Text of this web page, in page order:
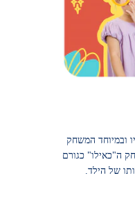
ובמיוחד המשחק
ה"כאילו" כגורם
של הילד.